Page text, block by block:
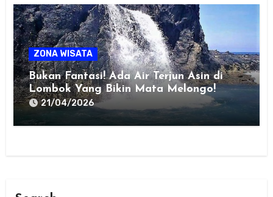
ZONA WISATA
Bukan Fantasi! Ada Air Terjun Asin di
Lombok Yang Bikin Mata Melongo!
21/04/2026